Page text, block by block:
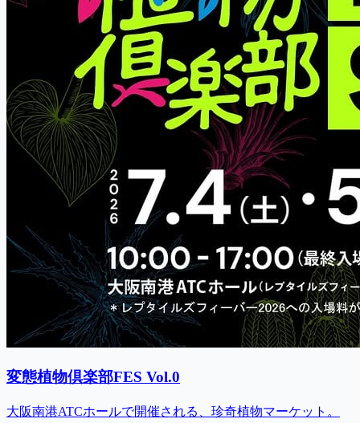
変態植物倶楽部FES Vol.0
大阪南港ATCホールで開催される、珍奇植物マーケット。